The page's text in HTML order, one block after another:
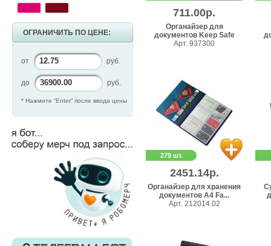
ОГРАНИЧИТЬ ПО ЦЕНЕ:
от руб.
до руб.
* Нажмите “Enter” после ввода цены
711.00р.
Органайзер для
документов Keep Safe
Арт. 937300
279 шт.
2451.14р.
Органайзер для хранения
документов А4 Fa...
Арт. 212014.02